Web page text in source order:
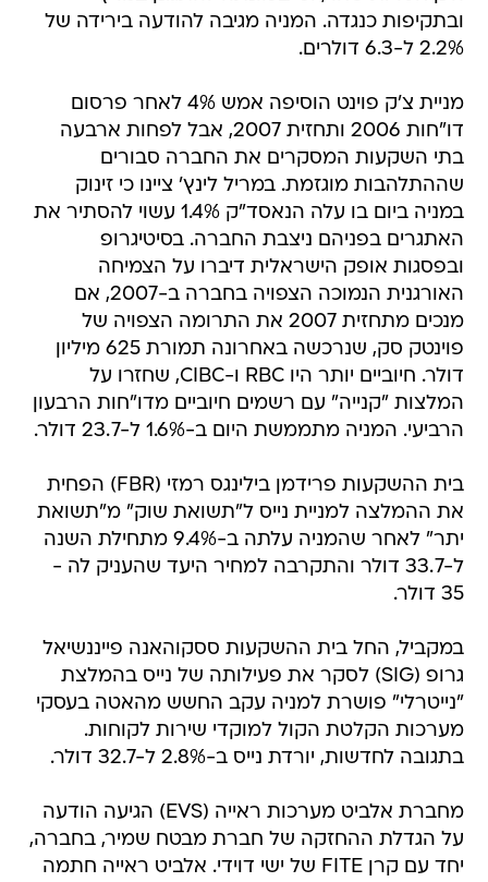
ובתקיפות כנגדה. המניה מגיבה להודעה בירידה של
2.2% ל-6.3 דולרים.
מניית צ'ק פוינט הוסיפה אמש 4% לאחר פרסום
דו"חות 2006 ותחזית 2007, אבל לפחות ארבעה
בתי השקעות המסקרים את החברה סבורים
שההתלהבות מוגזמת. במריל לינץ' ציינו כי זינוק
במניה ביום בו עלה הנאסד"ק 1.4% עשוי להסתיר את
האתגרים בפניהם ניצבת החברה. בסיטיגרופ
ובפסגות אופק הישראלית דיברו על הצמיחה
האורגנית הנמוכה הצפויה בחברה ב-2007, אם
מנכים מתחזית 2007 את התרומה הצפויה של
פוינטק סק, שנרכשה באחרונה תמורת 625 מיליון
דולר. חיוביים יותר היו RBC ו-CIBC, שחזרו על
המלצות "קנייה" עם רשמים חיוביים מדו"חות הרבעון
הרביעי. המניה מתממשת היום ב-1.6% ל-23.7 דולר.
בית ההשקעות פרידמן בילינגס רמזי (FBR) הפחית
את ההמלצה למניית נייס ל"תשואת שוק" מ"תשואת
יתר" לאחר שהמניה עלתה ב-9.4% מתחילת השנה
ל-33.7 דולר והתקרבה למחיר היעד שהעניק לה -
35 דולר.
במקביל, החל בית ההשקעות ססקוהאנה פייננשיאל
גרופ (SIG) לסקר את פעילותה של נייס בהמלצת
"נייטרלי" פושרת למניה עקב החשש מהאטה בעסקי
מערכות הקלטת הקול למוקדי שירות לקוחות.
בתגובה לחדשות, יורדת נייס ב-2.8% ל-32.7 דולר.
מחברת אלביט מערכות ראייה (EVS) הגיעה הודעה
על הגדלת ההחזקה של חברת מבטח שמיר, בחברה,
יחד עם קרן FITE של ישי דוידי. אלביט ראייה חתמה